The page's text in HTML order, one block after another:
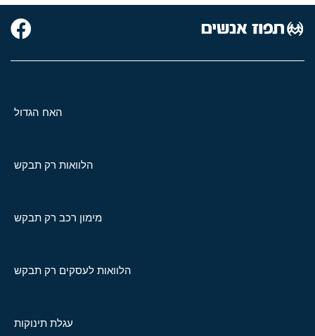
האח הגדול
הלוואות רק תבקש
מימון רכב רק תבקש
הלוואות לעסקים רק תבקש
עגלת תינוקות